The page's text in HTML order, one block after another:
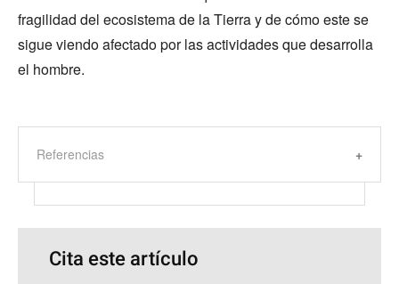
fragilidad del ecosistema de la Tierra y de cómo este se
sigue viendo afectado por las actividades que desarrolla
el hombre.
Referencias
Cita este artículo